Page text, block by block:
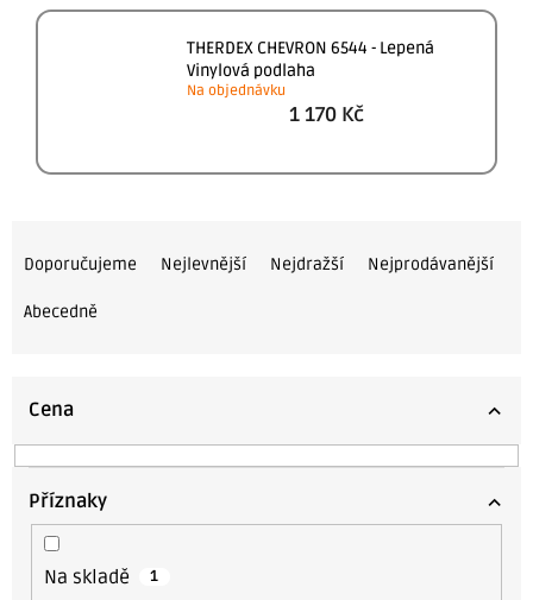
THERDEX CHEVRON 6544 - Lepená
Vinylová podlaha
Na objednávku
1 170 Kč
a
r
Doporučujeme Nejlevnější Nejdražší Nejprodávanější
Abecedně
Cena
Příznaky
Na skladě 1